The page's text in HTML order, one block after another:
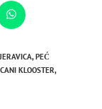
, PEĆ
KLOOSTER,